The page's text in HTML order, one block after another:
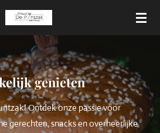
genieten
Ontdek onze passie voor
gerechten, snacks en overheerlijke